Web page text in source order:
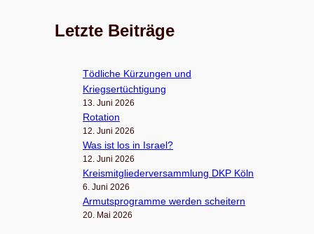
Letzte Beiträge
Töd­li­che Kür­zun­gen und
Kriegsertüchtigung
13. Juni 2026
Rota­tion
12. Juni 2026
Was ist los in Israel?
12. Juni 2026
Kreis­mit­glie­der­ver­samm­lung DKP Köln
6. Juni 2026
Armuts­pro­gramme wer­den scheitern
20. Mai 2026